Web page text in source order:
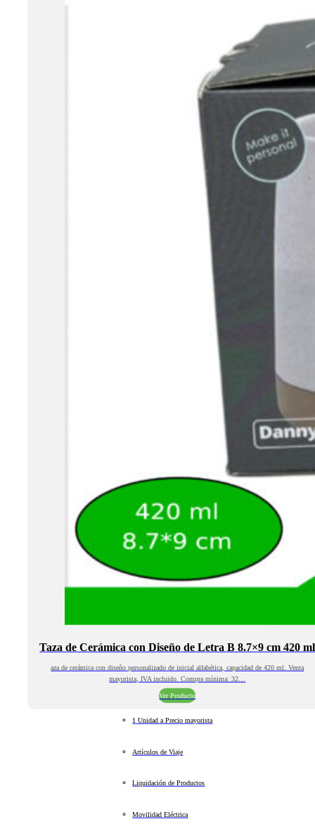
Taza de Cerámica con Diseño de Letra B 8.7×9 cm 420 ml
aza de cerámica con diseño personalizado de inicial alfabética, capacidad de 420 ml. Venta
mayorista, IVA incluido. Compra mínima: 32…
Ver Producto
1 Unidad a Precio mayorista
Artículos de Viaje
Liquidación de Productos
Movilidad Eléctrica